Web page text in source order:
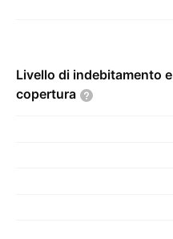
Livello di indebitamento e
copertura